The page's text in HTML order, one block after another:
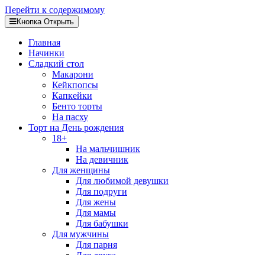
Перейти к содержимому
Кнопка Открыть
Главная
Начинки
Сладкий стол
Макарони
Кейкпопсы
Капкейки
Бенто торты
На пасху
Торт на День рождения
18+
На мальчишник
На девичник
Для женщины
Для любимой девушки
Для подруги
Для жены
Для мамы
Для бабушки
Для мужчины
Для парня